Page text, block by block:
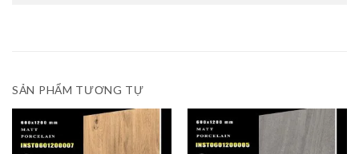
SẢN PHẨM TƯƠNG TỰ